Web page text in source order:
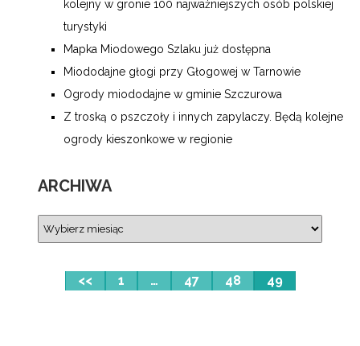
kolejny w gronie 100 najważniejszych osób polskiej
turystyki
Mapka Miodowego Szlaku już dostępna
Miododajne głogi przy Głogowej w Tarnowie
Ogrody miododajne w gminie Szczurowa
Z troską o pszczoły i innych zapylaczy. Będą kolejne
ogrody kieszonkowe w regionie
ARCHIWA
<< 1 … 47 48 49